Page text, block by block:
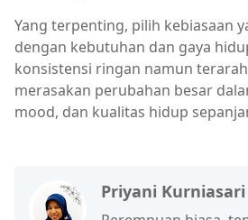
Yang terpenting, pilih kebiasaan
dengan kebutuhan dan gaya
konsistensi ringan namun
merasakan perubahan besar
mood, dan kualitas hidup
Priyani Kurniasari